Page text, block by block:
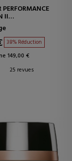
PERFORMANCE
II
ET
38% Réduction
149,00 €
25 revues